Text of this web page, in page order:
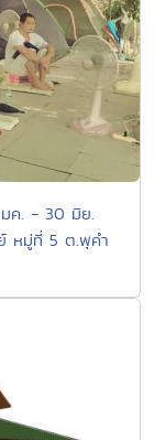
มค. - 30 มิย.
หมู่ที่ 5 ต.พุคำ